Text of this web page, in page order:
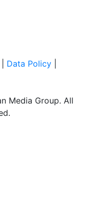
Data Policy
Media Group. All